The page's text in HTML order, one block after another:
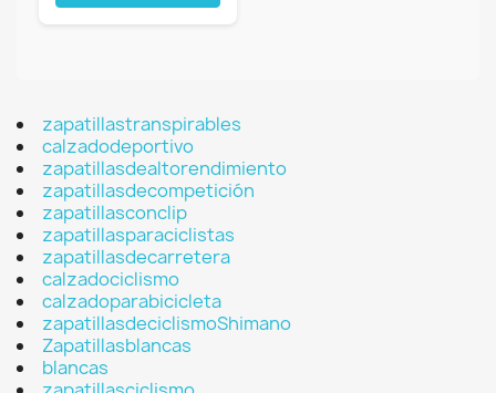
zapatillastranspirables
calzadodeportivo
zapatillasdealtorendimiento
zapatillasdecompetición
zapatillasconclip
zapatillasparaciclistas
zapatillasdecarretera
calzadociclismo
calzadoparabicicleta
zapatillasdeciclismoShimano
Zapatillasblancas
blancas